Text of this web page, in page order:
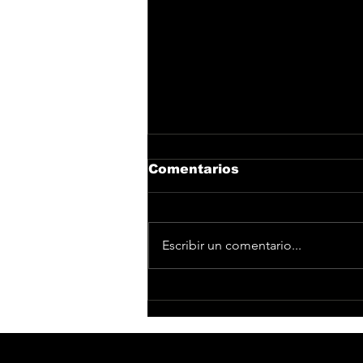
Comentarios
Escribir un comentario...